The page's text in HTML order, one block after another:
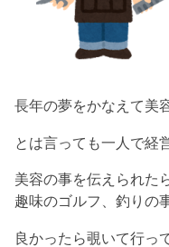
長年の夢をかなえて美
とは言っても一人で経
美容の事を伝えられた
趣味のゴルフ、釣りの
良かったら覗いて行っ